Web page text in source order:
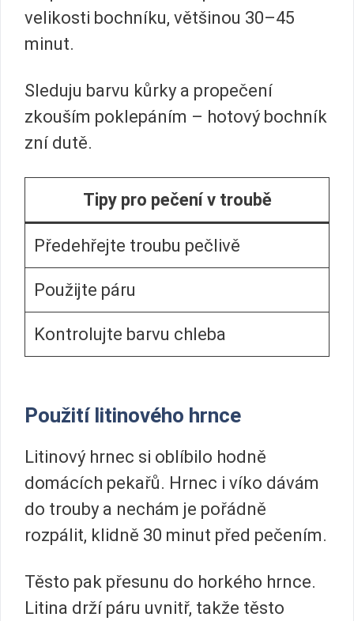
velikosti bochníku, většinou 30–45
minut.
Sleduju barvu kůrky a propečení
zkouším poklepáním – hotový bochník
zní dutě.
Tipy pro pečení v troubě
Předehřejte troubu pečlivě
Použijte páru
Kontrolujte barvu chleba
Použití litinového hrnce
Litinový hrnec si oblíbilo hodně
domácích pekařů. Hrnec i víko dávám
do trouby a nechám je pořádně
rozpálit, klidně 30 minut před pečením.
Těsto pak přesunu do horkého hrnce.
Litina drží páru uvnitř, takže těsto